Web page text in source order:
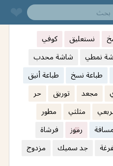
نستعليق
كوفي
نمطي
شاشة محدب
طباعة نسخ
طباعة أنيق
مجعد توريق
حر
مثلثي
مطور
رموز
فرشاة
جد سميك
مزدوج